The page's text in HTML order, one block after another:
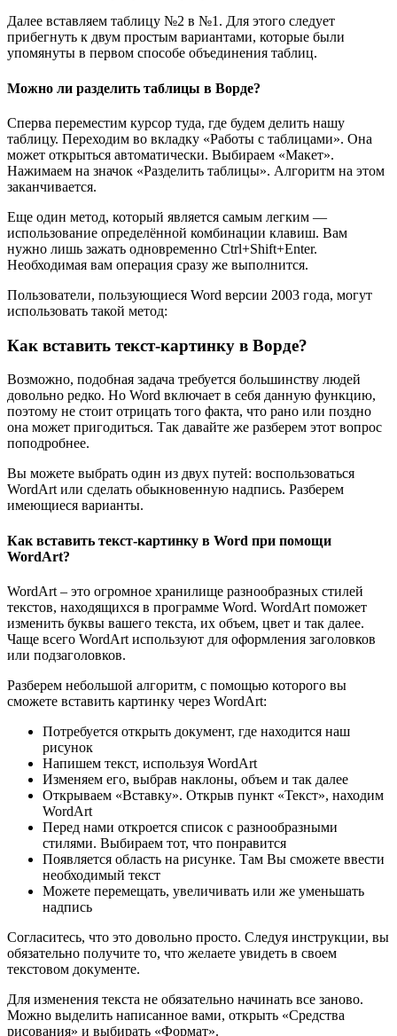
Далее вставляем таблицу №2 в №1. Для этого следует
прибегнуть к двум простым вариантами, которые были
упомянуты в первом способе объединения таблиц.
Можно ли разделить таблицы в Ворде?
Сперва переместим курсор туда, где будем делить нашу
таблицу. Переходим во вкладку «Работы с таблицами». Она
может открыться автоматически. Выбираем «Макет».
Нажимаем на значок «Разделить таблицы». Алгоритм на этом
заканчивается.
Еще один метод, который является самым легким —
использование определённой комбинации клавиш. Вам
нужно лишь зажать одновременно Ctrl+Shift+Enter.
Необходимая вам операция сразу же выполнится.
Пользователи, пользующиеся Word версии 2003 года, могут
использовать такой метод:
Как вставить текст-картинку в Ворде?
Возможно, подобная задача требуется большинству людей
довольно редко. Но Word включает в себя данную функцию,
поэтому не стоит отрицать того факта, что рано или поздно
она может пригодиться. Так давайте же разберем этот вопрос
поподробнее.
Вы можете выбрать один из двух путей: воспользоваться
WordArt или сделать обыкновенную надпись. Разберем
имеющиеся варианты.
Как вставить текст-картинку в Word при помощи
WordArt?
WordArt – это огромное хранилище разнообразных стилей
текстов, находящихся в программе Word. WordArt поможет
изменить буквы вашего текста, их объем, цвет и так далее.
Чаще всего WordArt используют для оформления заголовков
или подзаголовков.
Разберем небольшой алгоритм, с помощью которого вы
сможете вставить картинку через WordArt:
Потребуется открыть документ, где находится наш
рисунок
Напишем текст, используя WordArt
Изменяем его, выбрав наклоны, объем и так далее
Открываем «Вставку». Открыв пункт «Текст», находим
WordArt
Перед нами откроется список с разнообразными
стилями. Выбираем тот, что понравится
Появляется область на рисунке. Там Вы сможете ввести
необходимый текст
Можете перемещать, увеличивать или же уменьшать
надпись
Согласитесь, что это довольно просто. Следуя инструкции, вы
обязательно получите то, что желаете увидеть в своем
текстовом документе.
Для изменения текста не обязательно начинать все заново.
Можно выделить написанное вами, открыть «Средства
рисования» и выбирать «Формат».